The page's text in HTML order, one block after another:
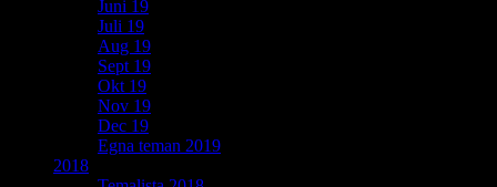
Juni 19
Juli 19
Aug 19
Sept 19
Okt 19
Nov 19
Dec 19
Egna teman 2019
2018